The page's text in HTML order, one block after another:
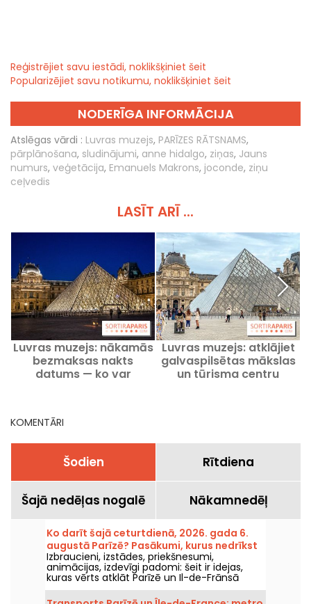
Reģistrējiet savu iestādi, noklikšķiniet šeit
Popularizējiet savu notikumu, noklikšķiniet šeit
NODERĪGA INFORMĀCIJA
Atslēgas vārdi : Luvras muzejs, PARĪZES RĀTSNAMS,
pārplānošana, sludinājumi, anne hidalgo, ziņas, Jauns
numurs, veģetācija, Emanuels Makrons, joconde, ziņu
ceļvedis
LASĪT ARĪ ...
Luvras muzejs: nākamās
bezmaksas nakts
datums — ko var
Luvras muzejs: atklājiet
galvaspilsētas mākslas
un tūrisma centru
KOMENTĀRI
Šodien Rītdiena
Šajā nedēļas nogalē Nākamnedēļ
Ko darīt šajā ceturtdienā, 2026. gada 6.
augustā Parīzē? Pasākumi, kurus nedrīkst
palaist garām
Izbraucieni, izstādes, priekšnesumi,
animācijas, izdevīgi padomi: šeit ir idejas,
kuras vērts atklāt Parīzē un Il-de-Frānsā
ceturtdien, 6. augustā 2026.